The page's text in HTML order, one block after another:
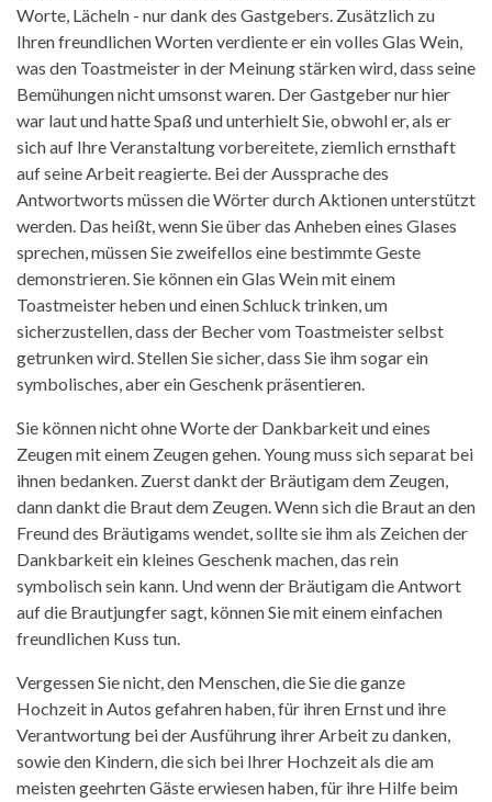
Worte, Lächeln - nur dank des Gastgebers. Zusätzlich zu
Ihren freundlichen Worten verdiente er ein volles Glas Wein,
was den Toastmeister in der Meinung stärken wird, dass seine
Bemühungen nicht umsonst waren. Der Gastgeber nur hier
war laut und hatte Spaß und unterhielt Sie, obwohl er, als er
sich auf Ihre Veranstaltung vorbereitete, ziemlich ernsthaft
auf seine Arbeit reagierte. Bei der Aussprache des
Antwortworts müssen die Wörter durch Aktionen unterstützt
werden. Das heißt, wenn Sie über das Anheben eines Glases
sprechen, müssen Sie zweifellos eine bestimmte Geste
demonstrieren. Sie können ein Glas Wein mit einem
Toastmeister heben und einen Schluck trinken, um
sicherzustellen, dass der Becher vom Toastmeister selbst
getrunken wird. Stellen Sie sicher, dass Sie ihm sogar ein
symbolisches, aber ein Geschenk präsentieren.
Sie können nicht ohne Worte der Dankbarkeit und eines
Zeugen mit einem Zeugen gehen. Young muss sich separat bei
ihnen bedanken. Zuerst dankt der Bräutigam dem Zeugen,
dann dankt die Braut dem Zeugen. Wenn sich die Braut an den
Freund des Bräutigams wendet, sollte sie ihm als Zeichen der
Dankbarkeit ein kleines Geschenk machen, das rein
symbolisch sein kann. Und wenn der Bräutigam die Antwort
auf die Brautjungfer sagt, können Sie mit einem einfachen
freundlichen Kuss tun.
Vergessen Sie nicht, den Menschen, die Sie die ganze
Hochzeit in Autos gefahren haben, für ihren Ernst und ihre
Verantwortung bei der Ausführung ihrer Arbeit zu danken,
sowie den Kindern, die sich bei Ihrer Hochzeit als die am
meisten geehrten Gäste erwiesen haben, für ihre Hilfe beim